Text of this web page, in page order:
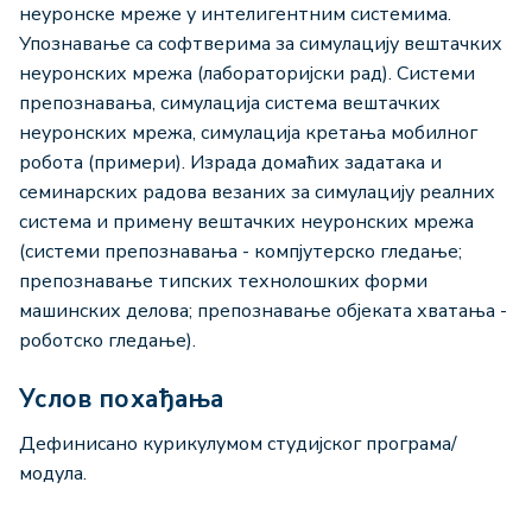
неуронске мреже у интелигентним системима.
Упознавање са софтверима за симулацију вештачких
неуронских мрежа (лабораторијски рад). Системи
препознавања, симулација система вештачких
неуронских мрежа, симулација кретања мобилног
робота (примери). Израда домаћих задатака и
семинарских радова везаних за симулацију реалних
система и примену вештачких неуронских мрежа
(системи препознавања - компјутерско гледање;
препознавање типских технолошких форми
машинских делова; препознавање објеката хватања -
роботско гледање).
Услов похађања
Дефинисано курикулумом студијског програма/
модула.